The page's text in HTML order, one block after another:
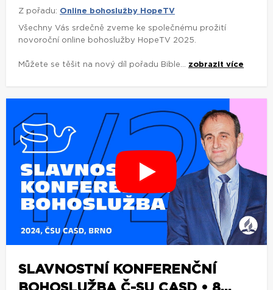
Z pořadu: Online bohoslužby HopeTV
Všechny Vás srdečně zveme ke společnému prožití
novoroční online bohoslužby HopeTV 2025.
Můžete se těšit na nový díl pořadu Bible... zobrazit více
SLAVNOSTNÍ KONFERENČNÍ